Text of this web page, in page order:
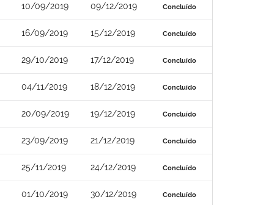
10/09/2019 09/12/2019 Concluído
16/09/2019 15/12/2019 Concluído
29/10/2019 17/12/2019 Concluído
04/11/2019 18/12/2019 Concluído
20/09/2019 19/12/2019 Concluído
23/09/2019 21/12/2019 Concluído
25/11/2019 24/12/2019 Concluído
01/10/2019 30/12/2019 Concluído